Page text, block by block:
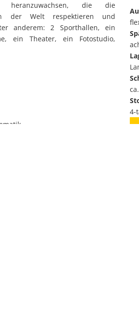
heranzuwachsen, die die
der Welt respektieren und
anderem: 2 Sporthallen, ein
ein Theater, ein Fotostudio,
4-